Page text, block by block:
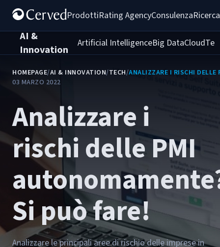
ProdottiRating AgencyConsulenza
AI &
Innovation
Artificial IntelligenceBig DataCloud
HOMEPAGE/AI & INNOVATION/TECH/ANALIZZARE I RISCHI
03 MARZO 2022
Analizzare i
rischi delle PMI
Si può fare!
Analizzare le principali aree di rischio delle imprese in